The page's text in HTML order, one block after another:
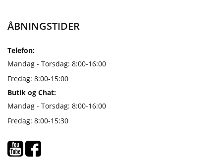
ÅBNINGSTIDER
Telefon:
Mandag - Torsdag: 8:00-16:00
Fredag: 8:00-15:00
Butik og Chat:
Mandag - Torsdag: 8:00-16:00
Fredag: 8:00-15:30